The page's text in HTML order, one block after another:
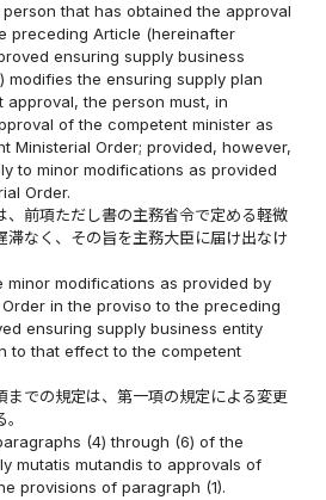
that has obtained the approval
preceding Article (hereinafter
ensuring supply business
modifies the ensuring supply plan
approval, the person must, in
of the competent minister as
Ministerial Order; provided, however,
to minor modifications as provided
Order.
、前項ただし書の主務省令で定める軽微
滞なく、その旨を主務大臣に届け出なけ
minor modifications as provided by
in the proviso to the preceding
ensuring supply business entity
to that effect to the competent
までの規定は、第一項の規定による変更
(4) through (6) of the
mutatis mutandis to approvals of
provisions of paragraph (1).